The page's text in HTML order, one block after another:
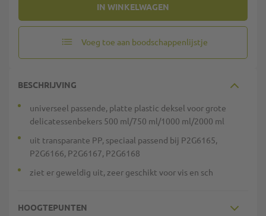
IN WINKELWAGEN
Voeg toe aan boodschappenlijstje
BESCHRIJVING
universeel passende, platte plastic deksel voor grote
delicatessenbekers 500 ml/750 ml/1000 ml/2000 ml
uit transparante PP, speciaal passend bij P2G6165,
P2G6166, P2G6167, P2G6168
ziet er geweldig uit, zeer geschikt voor vis en sch
HOOGTEPUNTEN